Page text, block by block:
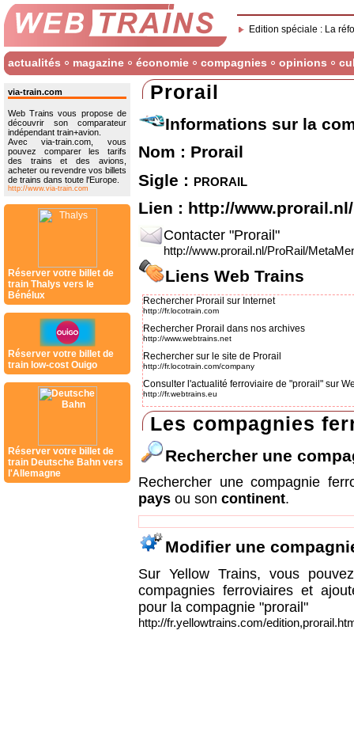
Edition spéciale : La
actualités magazine économie compagnies opinions
via-train.com
Web Trains vous propose de
découvrir son comparateur
indépendant train+avion.
Avec via-train.com, vous
pouvez comparer les tarifs
des trains et des avions,
acheter ou revendre vos billets
de trains dans toute l'Europe.
http://www.via-train.com
Réserver votre billet de
train Thalys vers le
Bénélux
Réserver votre billet de
train low-cost Ouigo
Réserver votre billet de
train Deutsche Bahn vers
l'Allemagne
Prorail
Informations sur la
Nom : Prorail
Sigle : prorail
Lien : http://www.prorail.nl/
Contacter "Prorail"
http://www.prorail.nl/ProRail/
Liens Web Trains
Rechercher Prorail sur Internet
http://fr.locotrain.com
Rechercher Prorail dans nos archives
http://www.webtrains.net
Rechercher sur le site de Prorail
http://fr.locotrain.com/company
Consulter l'actualité ferroviaire de "prorail" sur
http://fr.webtrains.eu
Les compagnies
Rechercher une
Rechercher une compagnie
pays ou son continent.
Modifier une
Sur Yellow Trains, vous
compagnies ferroviaires et
pour la compagnie "prorail"
http://fr.yellowtrains.com/